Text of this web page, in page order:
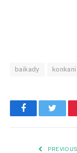
baikady konkani
Facebook